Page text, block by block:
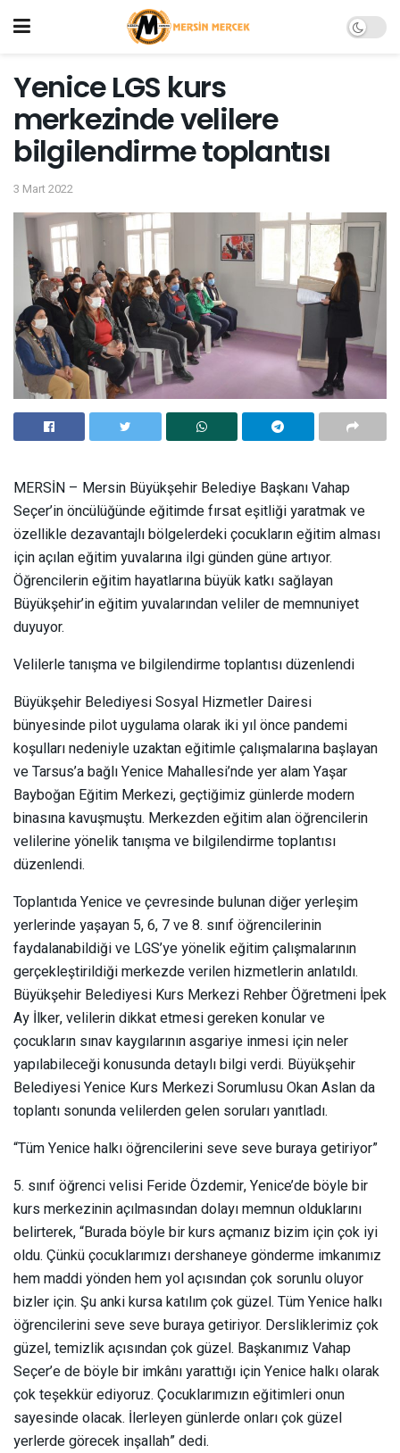
Yenice LGS kurs
merkezinde velilere
bilgilendirme toplantısı
3 Mart 2022
MERSİN – Mersin Büyükşehir Belediye Başkanı Vahap
Seçer’in öncülüğünde eğitimde fırsat eşitliği yaratmak ve
özellikle dezavantajlı bölgelerdeki çocukların eğitim alması
için açılan eğitim yuvalarına ilgi günden güne artıyor.
Öğrencilerin eğitim hayatlarına büyük katkı sağlayan
Büyükşehir’in eğitim yuvalarından veliler de memnuniyet
duyuyor.
Velilerle tanışma ve bilgilendirme toplantısı düzenlendi
Büyükşehir Belediyesi Sosyal Hizmetler Dairesi
bünyesinde pilot uygulama olarak iki yıl önce pandemi
koşulları nedeniyle uzaktan eğitimle çalışmalarına başlayan
ve Tarsus’a bağlı Yenice Mahallesi’nde yer alam Yaşar
Bayboğan Eğitim Merkezi, geçtiğimiz günlerde modern
binasına kavuşmuştu. Merkezden eğitim alan öğrencilerin
velilerine yönelik tanışma ve bilgilendirme toplantısı
düzenlendi.
Toplantıda Yenice ve çevresinde bulunan diğer yerleşim
yerlerinde yaşayan 5, 6, 7 ve 8. sınıf öğrencilerinin
faydalanabildiği ve LGS’ye yönelik eğitim çalışmalarının
gerçekleştirildiği merkezde verilen hizmetlerin anlatıldı.
Büyükşehir Belediyesi Kurs Merkezi Rehber Öğretmeni İpek
Ay İlker, velilerin dikkat etmesi gereken konular ve
çocukların sınav kaygılarının asgariye inmesi için neler
yapılabileceği konusunda detaylı bilgi verdi. Büyükşehir
Belediyesi Yenice Kurs Merkezi Sorumlusu Okan Aslan da
toplantı sonunda velilerden gelen soruları yanıtladı.
“Tüm Yenice halkı öğrencilerini seve seve buraya getiriyor”
5. sınıf öğrenci velisi Feride Özdemir, Yenice’de böyle bir
kurs merkezinin açılmasından dolayı memnun olduklarını
belirterek, “Burada böyle bir kurs açmanız bizim için çok iyi
oldu. Çünkü çocuklarımızı dershaneye gönderme imkanımız
hem maddi yönden hem yol açısından çok sorunlu oluyor
bizler için. Şu anki kursa katılım çok güzel. Tüm Yenice halkı
öğrencilerini seve seve buraya getiriyor. Dersliklerimiz çok
güzel, temizlik açısından çok güzel. Başkanımız Vahap
Seçer’e de böyle bir imkânı yarattığı için Yenice halkı olarak
çok teşekkür ediyoruz. Çocuklarımızın eğitimleri onun
sayesinde olacak. İlerleyen günlerde onları çok güzel
yerlerde görecek inşallah” dedi.